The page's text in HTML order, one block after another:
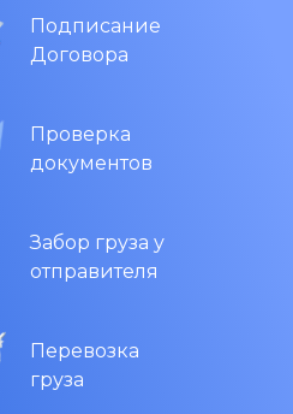
Подписание
Договора
Проверка
документов
Забор груза у
отправителя
Перевозка
груза